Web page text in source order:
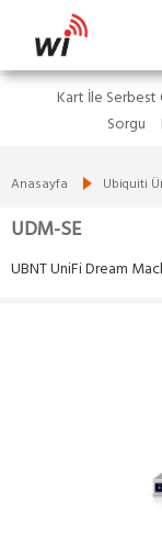
Kart İle Serbest
Sorgu
Anasayfa Ubiquiti
UDM-SE
UBNT UniFi Dream